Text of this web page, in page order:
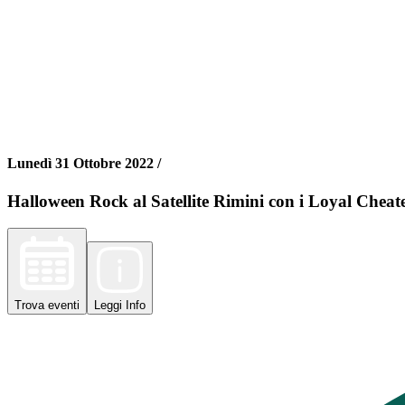
Lunedì 31 Ottobre 2022 /
Halloween Rock al Satellite Rimini con i Loyal
Trova eventi Leggi Info